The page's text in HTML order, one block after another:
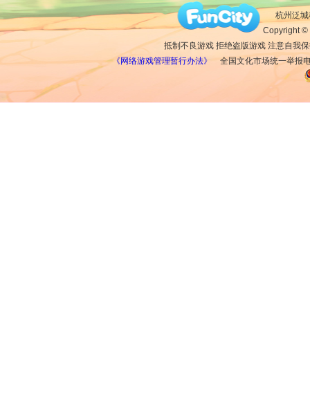
杭州泛
Copyright ©
抵制不良游戏 拒绝盗版游戏 注意自我
《网络游戏管理暂行办法》
全国文化市场统一举报